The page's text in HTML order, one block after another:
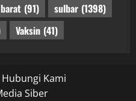
(91) sulbar (1398)
Vaksin (41)
Hubungi Kami
Siber